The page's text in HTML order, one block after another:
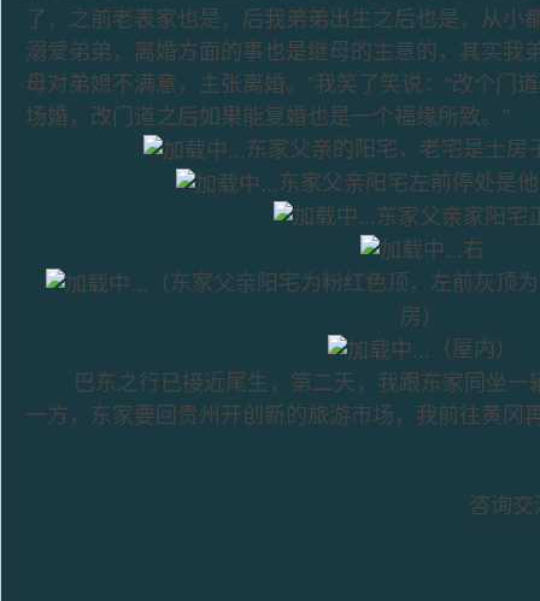
了，之前老表家也是，后我弟弟出生之后也是，从小
溺爱弟弟，离婚方面的事也是继母的主意的，其实我
母对弟媳不满意，主张离婚。”我笑了笑说：“改个门
场婚，改门道之后如果能复婚也是一个福缘所致。”
东家父亲的阳宅，老宅是土房
东家父亲阳宅左前停处是
东家父亲家阳宅
右
（东家父亲阳宅为粉红色顶，左前灰顶
房）
（屋内）
巴东之行已接近尾生，第二天，我跟东家同坐一
一方，东家要回贵州开创新的旅游市场，我前往黄冈
咨询